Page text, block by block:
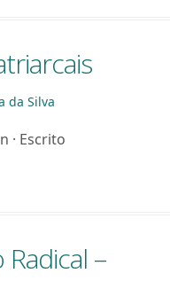
da Silva
· Escrito
–